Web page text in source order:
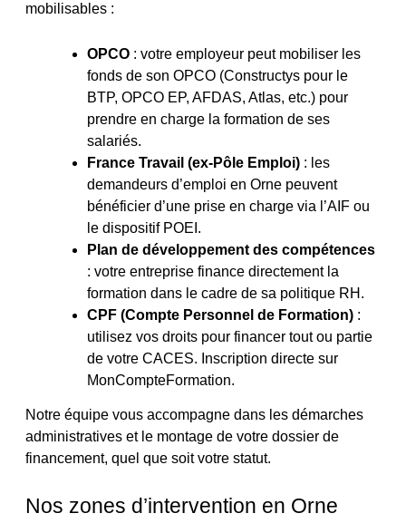
mobilisables :
OPCO : votre employeur peut mobiliser les
fonds de son OPCO (Constructys pour le
BTP, OPCO EP, AFDAS, Atlas, etc.) pour
prendre en charge la formation de ses
salariés.
France Travail (ex-Pôle Emploi) : les
demandeurs d’emploi en Orne peuvent
bénéficier d’une prise en charge via l’AIF ou
le dispositif POEI.
Plan de développement des compétences
: votre entreprise finance directement la
formation dans le cadre de sa politique RH.
CPF (Compte Personnel de Formation) :
utilisez vos droits pour financer tout ou partie
de votre CACES. Inscription directe sur
MonCompteFormation.
Notre équipe vous accompagne dans les démarches
administratives et le montage de votre dossier de
financement, quel que soit votre statut.
Nos zones d’intervention en Orne